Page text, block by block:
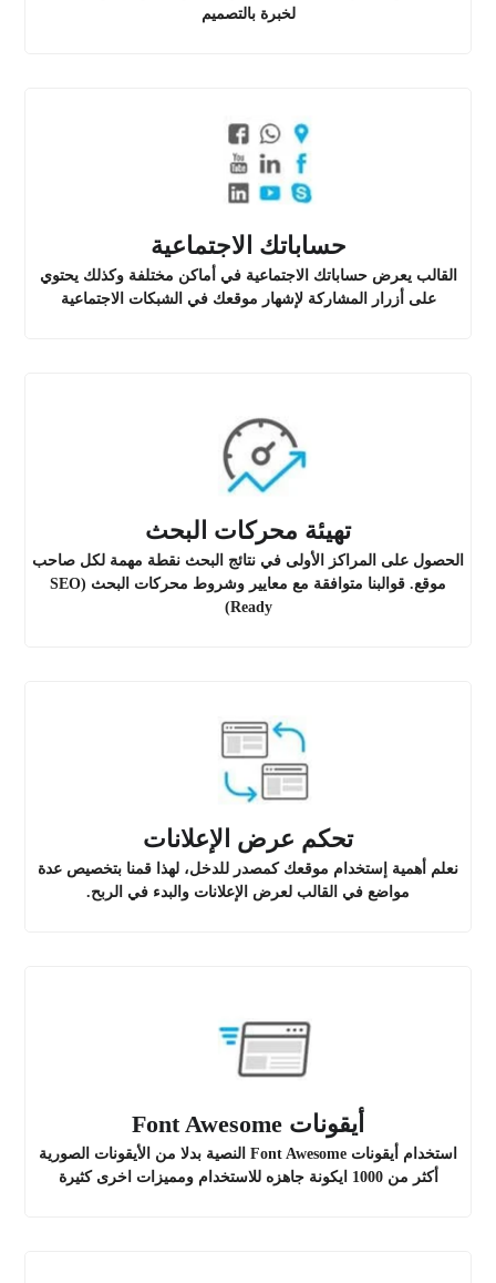
لخبرة بالتصميم
حساباتك الاجتماعية
القالب يعرض حساباتك الاجتماعية في أماكن مختلفة وكذلك يحتوي
على أزرار المشاركة لإشهار موقعك في الشبكات الاجتماعية
تهيئة محركات البحث
الحصول على المراكز الأولى في نتائج البحث نقطة مهمة لكل صاحب
موقع. قوالبنا متوافقة مع معايير وشروط محركات البحث (SEO
Ready)
تحكم عرض الإعلانات
نعلم أهمية إستخدام موقعك كمصدر للدخل، لهذا قمنا بتخصيص عدة
مواضع في القالب لعرض الإعلانات والبدء في الربح.
أيقونات Font Awesome
استخدام أيقونات Font Awesome النصية بدلا من الأيقونات الصورية
أكثر من 1000 ايكونة جاهزه للاستخدام ومميزات اخرى كثيرة